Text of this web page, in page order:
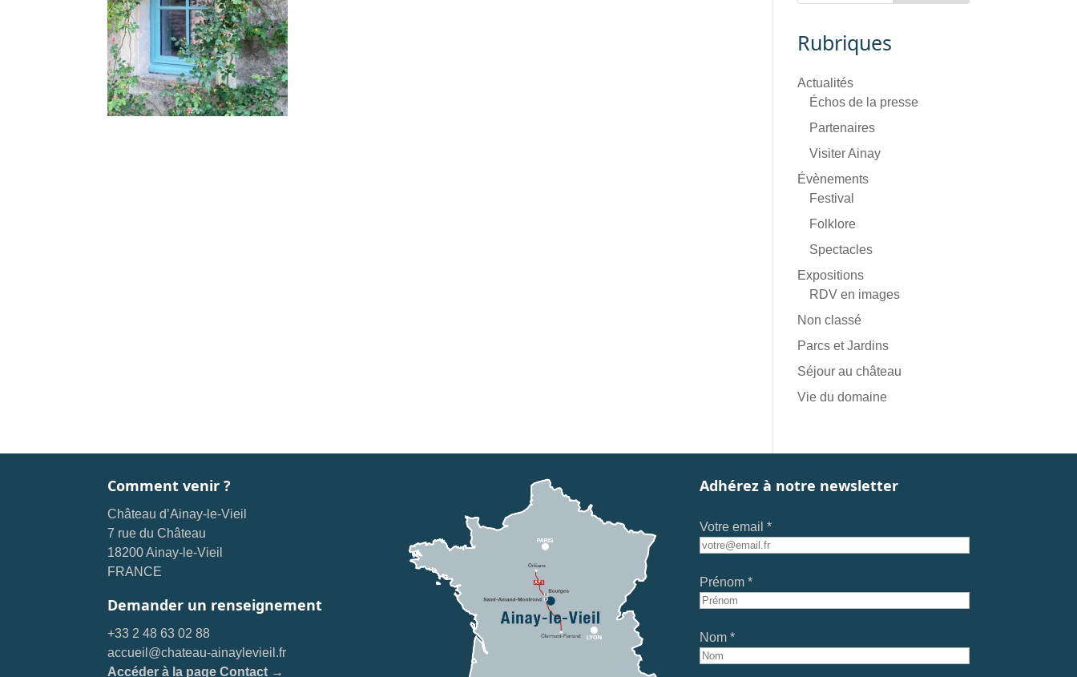
Rubriques
Actualités
Échos de la presse
Partenaires
Visiter Ainay
Évènements
Festival
Folklore
Spectacles
Expositions
RDV en images
Non classé
Parcs et Jardins
Séjour au château
Vie du domaine
Comment venir ?
Château d’Ainay-le-Vieil
7 rue du Château
18200 Ainay-le-Vieil
FRANCE
Demander un renseignement
+33 2 48 63 02 88
accueil@chateau-ainaylevieil.fr
Accéder à la page Contact →
Adhérez à notre newsletter
Votre email *
Prénom *
Nom *